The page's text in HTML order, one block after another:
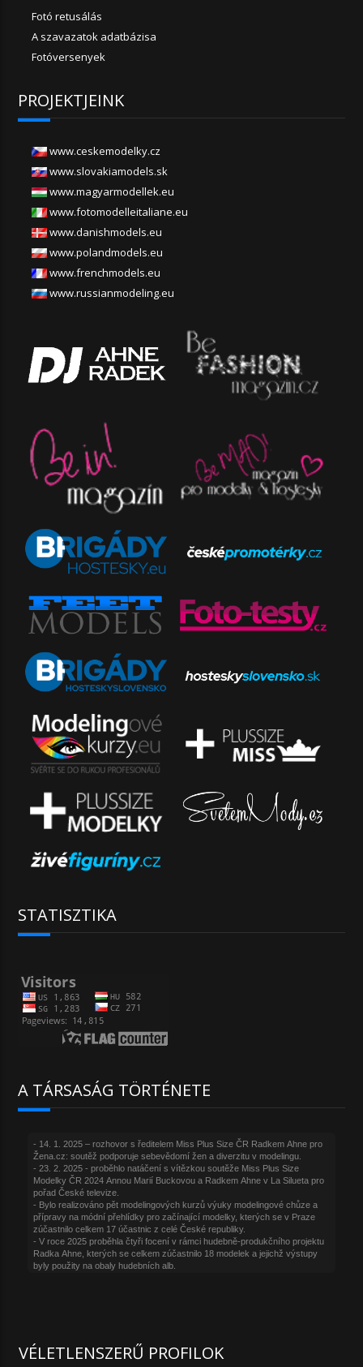
Fotó retusálás
A szavazatok adatbázisa
Fotóversenyek
PROJEKTJEINK
www.ceskemodelky.cz
www.slovakiamodels.sk
www.magyarmodellek.eu
www.fotomodelleitaliane.eu
www.danishmodels.eu
www.polandmodels.eu
www.frenchmodels.eu
www.russianmodeling.eu
STATISZTIKA
A TÁRSASÁG TÖRTÉNETE
VÉLETLENSZERŰ PROFILOK